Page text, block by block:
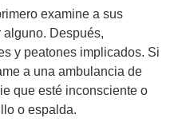
examine a sus
alguno. Después,
y peatones implicados. Si
a una ambulancia de
que esté inconsciente o
o espalda.